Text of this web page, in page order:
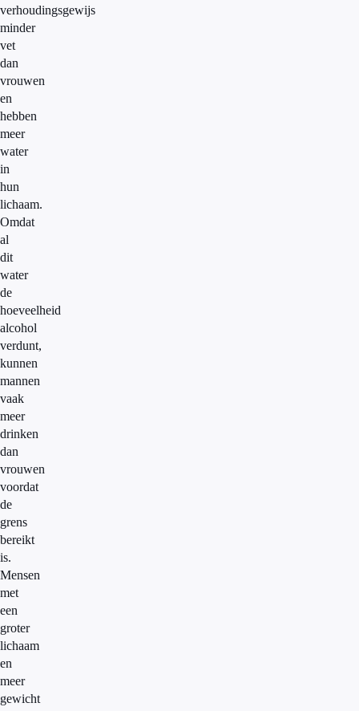
verhoudingsgewijs
minder
vet
dan
vrouwen
en
hebben
meer
water
in
hun
lichaam.
Omdat
al
dit
water
de
hoeveelheid
alcohol
verdunt,
kunnen
mannen
vaak
meer
drinken
dan
vrouwen
voordat
de
grens
bereikt
is.
Mensen
met
een
groter
lichaam
en
meer
gewicht